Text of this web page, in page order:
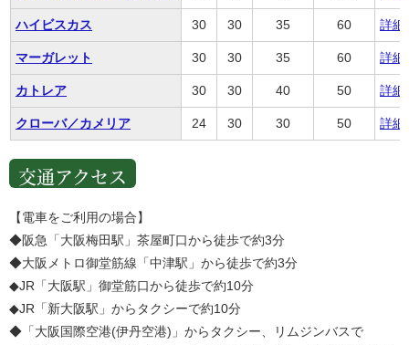
ハイビスカス 30 30 35 60 詳細
マーガレット 30 30 35 60 詳細
カトレア 30 30 40 50 詳細
クローバ／カメリア 24 30 30 50 詳細
交通アクセス
【電車をご利用の場合】
◆阪急「大阪梅田駅」茶屋町口から徒歩で約3分
◆大阪メトロ御堂筋線「中津駅」から徒歩で約3分
◆JR「大阪駅」御堂筋口から徒歩で約10分
◆JR「新大阪駅」からタクシーで約10分
◆「大阪国際空港(伊丹空港)」からタクシー、リムジンバスで